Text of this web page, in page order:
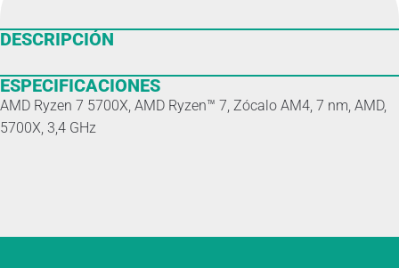
DESCRIPCIÓN
ESPECIFICACIONES
AMD Ryzen 7 5700X, AMD Ryzen™ 7, Zócalo AM4, 7 nm, AMD,
5700X, 3,4 GHz